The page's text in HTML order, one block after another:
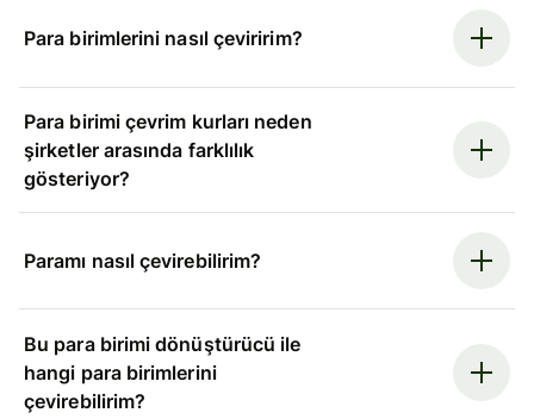
Para birimlerini nasıl çeviririm?
Para birimi çevrim kurları neden
şirketler arasında farklılık
gösteriyor?
Paramı nasıl çevirebilirim?
Bu para birimi dönüştürücü ile
hangi para birimlerini
çevirebilirim?